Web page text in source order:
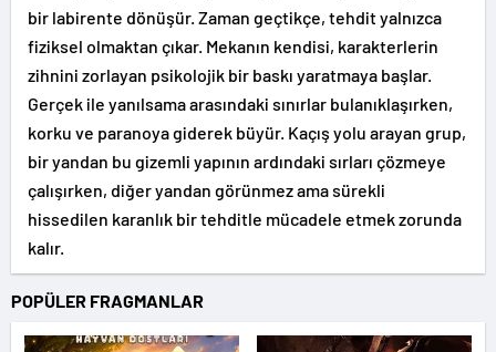
bir labirente dönüşür. Zaman geçtikçe, tehdit yalnızca
fiziksel olmaktan çıkar. Mekanın kendisi, karakterlerin
zihnini zorlayan psikolojik bir baskı yaratmaya başlar.
Gerçek ile yanılsama arasındaki sınırlar bulanıklaşırken,
korku ve paranoya giderek büyür. Kaçış yolu arayan grup,
bir yandan bu gizemli yapının ardındaki sırları çözmeye
çalışırken, diğer yandan görünmez ama sürekli
hissedilen karanlık bir tehditle mücadele etmek zorunda
kalır.
POPÜLER FRAGMANLAR